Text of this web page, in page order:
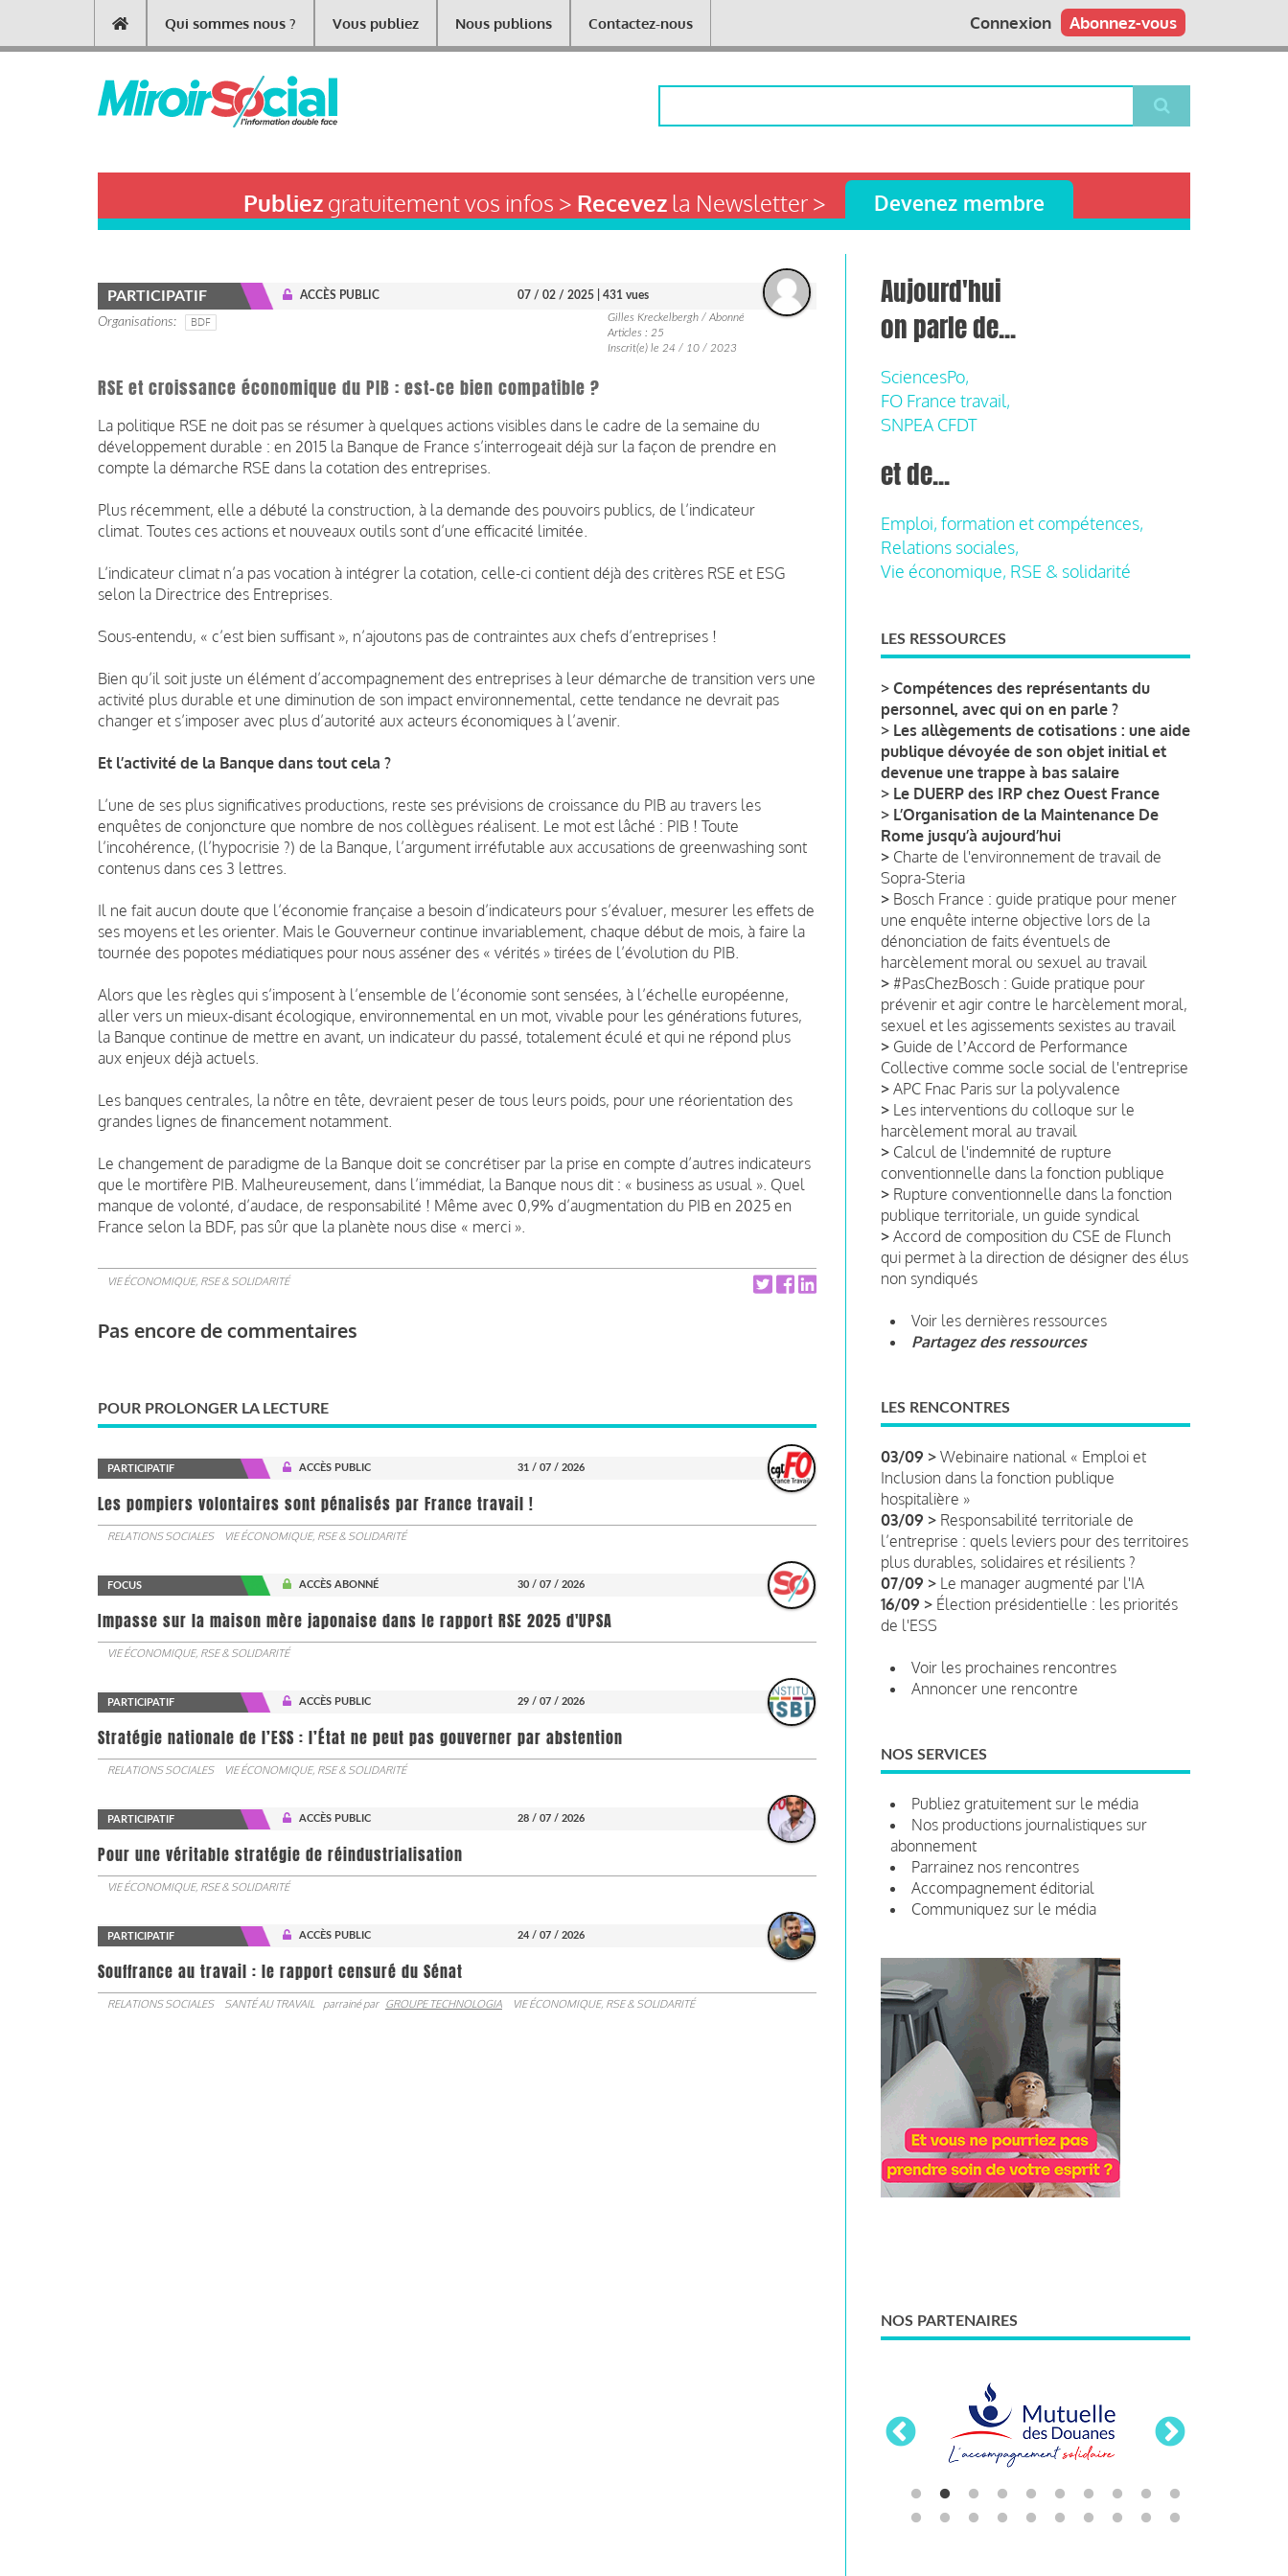
contenu
Main
navigation
Qui sommes nous ? Vous publiez Nous publions Contactez-nous Abonnez-vous
Connexion
Publiezgratuitement vos infos > Recevezla Newsletter > Devenez membre
PARTICIPATIF ACCÈS PUBLIC 07 / 02 / 2025 | 431 vues
Organisations BDF
Gilles Kreckelbergh / Abonné
Articles : 25
Inscrit(e) le 24 / 10 / 2023
RSE et croissance économique du PIB : est-ce bien compatible ?
La politique RSE ne doit pas se résumer à quelques actions visibles dans le cadre de la semaine du
développement durable : en 2015 la Banque de France s’interrogeait déjà sur la façon de prendre en
compte la démarche RSE dans la cotation des entreprises.
Plus récemment, elle a débuté la construction, à la demande des pouvoirs publics, de l’indicateur
climat. Toutes ces actions et nouveaux outils sont d’une efficacité limitée.
L’indicateur climat n’a pas vocation à intégrer la cotation, celle-ci contient déjà des critères RSE et ESG
selon la Directrice des Entreprises.
Sous-entendu, « c’est bien suffisant », n’ajoutons pas de contraintes aux chefs d’entreprises !
Bien qu’il soit juste un élément d’accompagnement des entreprises à leur démarche de transition vers une
activité plus durable et une diminution de son impact environnemental, cette tendance ne devrait pas
changer et s’imposer avec plus d’autorité aux acteurs économiques à l’avenir.
Et l’activité de la Banque dans tout cela ?
L’une de ses plus significatives productions, reste ses prévisions de croissance du PIB au travers les
enquêtes de conjoncture que nombre de nos collègues réalisent. Le mot est lâché : PIB ! Toute
l’incohérence, (l’hypocrisie ?) de la Banque, l’argument irréfutable aux accusations de greenwashing sont
contenus dans ces 3 lettres.
Il ne fait aucun doute que l’économie française a besoin d’indicateurs pour s’évaluer, mesurer les effets de
ses moyens et les orienter. Mais le Gouverneur continue invariablement, chaque début de mois, à faire la
tournée des popotes médiatiques pour nous asséner des « vérités » tirées de l’évolution du PIB.
Alors que les règles qui s’imposent à l’ensemble de l’économie sont sensées, à l’échelle européenne,
aller vers un mieux-disant écologique, environnemental en un mot, vivable pour les générations futures,
la Banque continue de mettre en avant, un indicateur du passé, totalement éculé et qui ne répond plus
aux enjeux déjà actuels.
Les banques centrales, la nôtre en tête, devraient peser de tous leurs poids, pour une réorientation des
grandes lignes de financement notamment.
Le changement de paradigme de la Banque doit se concrétiser par la prise en compte d’autres indicateurs
que le mortifère PIB. Malheureusement, dans l’immédiat, la Banque nous dit : « business as usual ». Quel
manque de volonté, d’audace, de responsabilité ! Même avec 0,9% d’augmentation du PIB en 2025 en
France selon la BDF, pas sûr que la planète nous dise « merci ».
VIE ÉCONOMIQUE, RSE & SOLIDARITÉ
Pas encore de commentaires
POUR PROLONGER LA LECTURE
PARTICIPATIF ACCÈS PUBLIC 31 / 07 / 2026
Les pompiers volontaires sont pénalisés par France travail !
RELATIONS SOCIALES VIE ÉCONOMIQUE, RSE & SOLIDARITÉ
FOCUS ACCÈS ABONNÉ 30 / 07 / 2026
Impasse sur la maison mère japonaise dans le rapport RSE 2025 d'UPSA
VIE ÉCONOMIQUE, RSE & SOLIDARITÉ
PARTICIPATIF ACCÈS PUBLIC 29 / 07 / 2026
Stratégie nationale de l’ESS : l’État ne peut pas gouverner par abstention
RELATIONS SOCIALES VIE ÉCONOMIQUE, RSE & SOLIDARITÉ
PARTICIPATIF ACCÈS PUBLIC 28 / 07 / 2026
Pour une véritable stratégie de réindustrialisation
VIE ÉCONOMIQUE, RSE & SOLIDARITÉ
PARTICIPATIF ACCÈS PUBLIC 24 / 07 / 2026
Souffrance au travail : le rapport censuré du Sénat
RELATIONS SOCIALES SANTÉ AU TRAVAIL parrainé par GROUPE TECHNOLOGIA VIE ÉCONOMIQUE, RSE & SOLIDARITÉ
Aujourd'hui
on parle de...
SciencesPo,
FO France travail,
SNPEA CFDT
et de...
Emploi, formation et compétences,
Relations sociales,
Vie économique, RSE & solidarité
LES RESSOURCES
> Compétences des représentants du
personnel, avec qui on en parle ?
> Les allègements de cotisations : une aide
publique dévoyée de son objet initial et
devenue une trappe à bas salaire
> Le DUERP des IRP chez Ouest France
> L’Organisation de la Maintenance De
Rome jusqu’à aujourd’hui
> Charte de l'environnement de travail de
Sopra-Steria
> Bosch France : guide pratique pour mener
une enquête interne objective lors de la
dénonciation de faits éventuels de
harcèlement moral ou sexuel au travail
> #PasChezBosch : Guide pratique pour
prévenir et agir contre le harcèlement moral,
sexuel et les agissements sexistes au travail
> Guide de lʼAccord de Performance
Collective comme socle social de l'entreprise
> APC Fnac Paris sur la polyvalence
> Les interventions du colloque sur le
harcèlement moral au travail
> Calcul de l'indemnité de rupture
conventionnelle dans la fonction publique
> Rupture conventionnelle dans la fonction
publique territoriale, un guide syndical
> Accord de composition du CSE de Flunch
qui permet à la direction de désigner des élus
non syndiqués
Voir les dernières ressources
Partagez des ressources
LES RENCONTRES
03/09 > Webinaire national « Emploi et
Inclusion dans la fonction publique
hospitalière »
03/09 > Responsabilité territoriale de
l’entreprise : quels leviers pour des territoires
plus durables, solidaires et résilients ?
07/09 > Le manager augmenté par l'IA
16/09 > Élection présidentielle : les priorités
de l'ESS
Voir les prochaines rencontres
Annoncer une rencontre
NOS SERVICES
Publiez gratuitement sur le média
Nos productions journalistiques sur
abonnement
Parrainez nos rencontres
Accompagnement éditorial
Communiquez sur le média
NOS PARTENAIRES